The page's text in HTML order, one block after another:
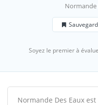
Normande
Soyez le premier à
Normande Des Eaux